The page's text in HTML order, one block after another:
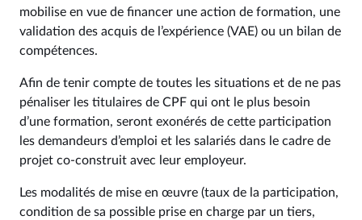
mobilise en vue de financer une action de formation, une
validation des acquis de l’expérience (VAE) ou un bilan de
compétences.
Afin de tenir compte de toutes les situations et de ne pas
pénaliser les titulaires de CPF qui ont le plus besoin
d’une formation, seront exonérés de cette participation
les demandeurs d’emploi et les salariés dans le cadre de
projet co-construit avec leur employeur.
Les modalités de mise en œuvre (taux de la participation,
condition de sa possible prise en charge par un tiers,